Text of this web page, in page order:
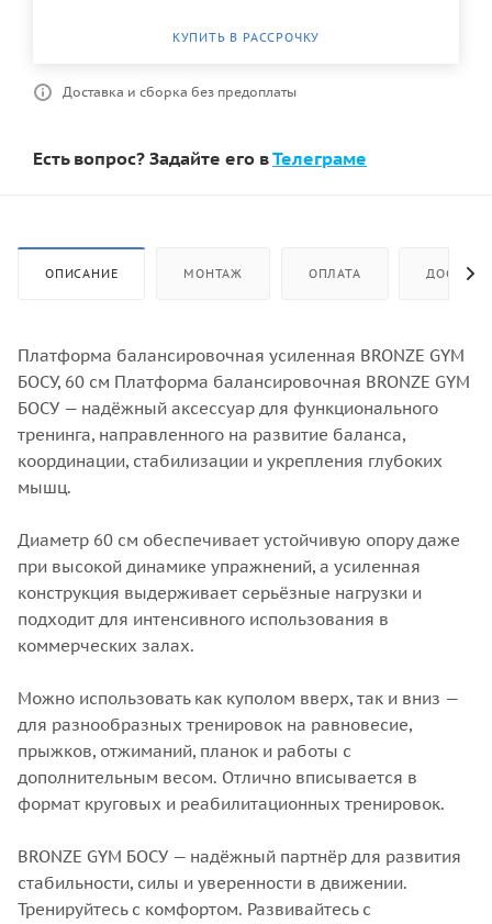
КУПИТЬ В РАССРОЧКУ
Доставка и сборка без предоплаты
Есть вопрос? Задайте его вТелеграме
ОПИСАНИЕ МОНТАЖ ОПЛАТА
Платформа балансировочная усиленная BRONZE GYM
БОСУ, 60 см Платформа балансировочная BRONZE GYM
БОСУ — надёжный аксессуар для функционального
тренинга, направленного на развитие баланса,
координации, стабилизации и укрепления глубоких
мышц.
Диаметр 60 см обеспечивает устойчивую опору даже
при высокой динамике упражнений, а усиленная
конструкция выдерживает серьёзные нагрузки и
подходит для интенсивного использования в
коммерческих залах.
Можно использовать как куполом вверх, так и вниз —
для разнообразных тренировок на равновесие,
прыжков, отжиманий, планок и работы с
дополнительным весом. Отлично вписывается в
формат круговых и реабилитационных тренировок.
BRONZE GYM БОСУ — надёжный партнёр для развития
стабильности, силы и уверенности в движении.
Тренируйтесь с комфортом. Развивайтесь с